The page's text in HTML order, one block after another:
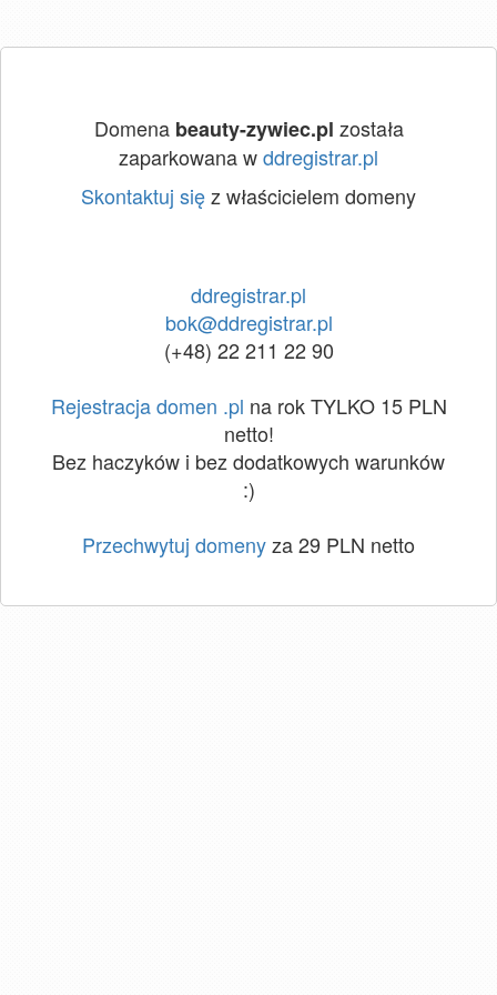
Domena beauty-zywiec.pl została
zaparkowana wddregistrar.pl
Skontaktuj sięz właścicielem domeny
ddregistrar.pl
bok@ddregistrar.pl
(+48) 22 211 22 90
Rejestracja domen .pl na rok TYLKO 15 PLN
netto!
Bez haczyków i bez dodatkowych warunków
:)
Przechwytuj domenyza 29 PLN netto